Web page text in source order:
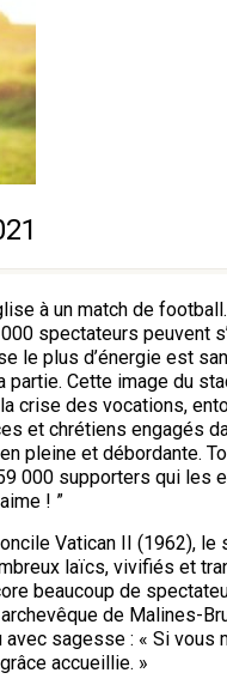
à un match de
spectateurs peuvent
le plus d’énergie est
partie. Cette image du
crise des vocations,
et chrétiens engagés
pleine et débordante.
000 supporters qui les
! ”
Vatican II (1962),
laïcs, vivifiés et
beaucoup de
de Malines-
avec sagesse : « Si
accueillie. »